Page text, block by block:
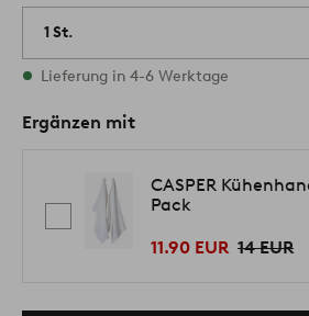
1 St.
Vorrätig
Lieferung in 4-6 Werktage
Ergänzen mit
CASPER
Pack
11.90 EUR 14 EUR